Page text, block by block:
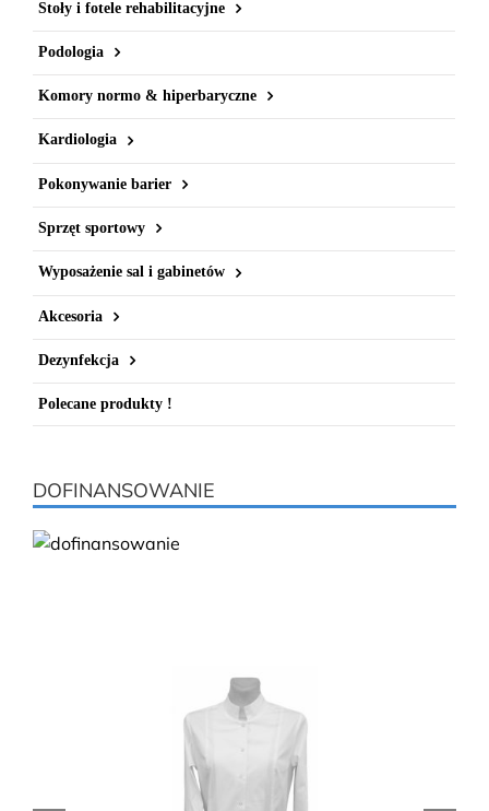
Stoły i fotele rehabilitacyjne
Podologia
Komory normo & hiperbaryczne
Kardiologia
Pokonywanie barier
Sprzęt sportowy
Wyposażenie sal i gabinetów
Akcesoria
Dezynfekcja
Polecane produkty !
DOFINANSOWANIE